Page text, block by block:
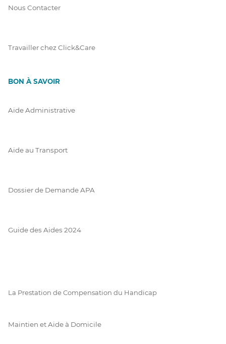
Nous Contacter
Travailler chez Click&Care
BON À SAVOIR
Aide Administrative
Aide au Transport
Dossier de Demande APA
Guide des Aides 2024
La Prestation de Compensation du Handicap
Maintien et Aide à Domicile